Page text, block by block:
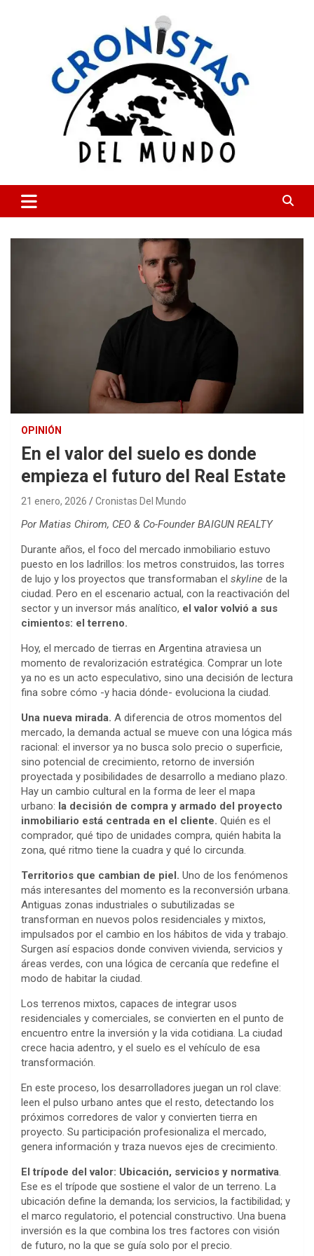
CRONISTAS DEL MUNDO
OPINIÓN
En el valor del suelo es donde
empieza el futuro del Real Estate
21 enero, 2026 Cronistas Del Mundo
Por Matias Chirom, CEO & Co-Founder BAIGUN REALTY
Durante años, el foco del mercado inmobiliario estuvo
puesto en los ladrillos: los metros construidos, las torres
de lujo y los proyectos que transformaban el skyline de la
ciudad. Pero en el escenario actual, con la reactivación del
sector y un inversor más analítico, el valor volvió a sus
cimientos: el terreno.
Hoy, el mercado de tierras en Argentina atraviesa un
momento de revalorización estratégica. Comprar un lote
ya no es un acto especulativo, sino una decisión de lectura
fina sobre cómo -y hacia dónde- evoluciona la ciudad.
Una nueva mirada. A diferencia de otros momentos del
mercado, la demanda actual se mueve con una lógica más
racional: el inversor ya no busca solo precio o superficie,
sino potencial de crecimiento, retorno de inversión
proyectada y posibilidades de desarrollo a mediano plazo.
Hay un cambio cultural en la forma de leer el mapa
urbano: la decisión de compra y armado del proyecto
inmobiliario está centrada en el cliente. Quién es el
comprador, qué tipo de unidades compra, quién habita la
zona, qué ritmo tiene la cuadra y qué lo circunda.
Territorios que cambian de piel. Uno de los fenómenos
más interesantes del momento es la reconversión urbana.
Antiguas zonas industriales o subutilizadas se
transforman en nuevos polos residenciales y mixtos,
impulsados por el cambio en los hábitos de vida y trabajo.
Surgen así espacios donde conviven vivienda, servicios y
áreas verdes, con una lógica de cercanía que redefine el
modo de habitar la ciudad.
Los terrenos mixtos, capaces de integrar usos
residenciales y comerciales, se convierten en el punto de
encuentro entre la inversión y la vida cotidiana. La ciudad
crece hacia adentro, y el suelo es el vehículo de esa
transformación.
En este proceso, los desarrolladores juegan un rol clave:
leen el pulso urbano antes que el resto, detectando los
próximos corredores de valor y convierten tierra en
proyecto. Su participación profesionaliza el mercado,
genera información y traza nuevos ejes de crecimiento.
El trípode del valor: Ubicación, servicios y normativa.
Ese es el trípode que sostiene el valor de un terreno. La
ubicación define la demanda; los servicios, la factibilidad; y
el marco regulatorio, el potencial constructivo. Una buena
inversión es la que combina los tres factores con visión
de futuro, no la que se guía solo por el precio.